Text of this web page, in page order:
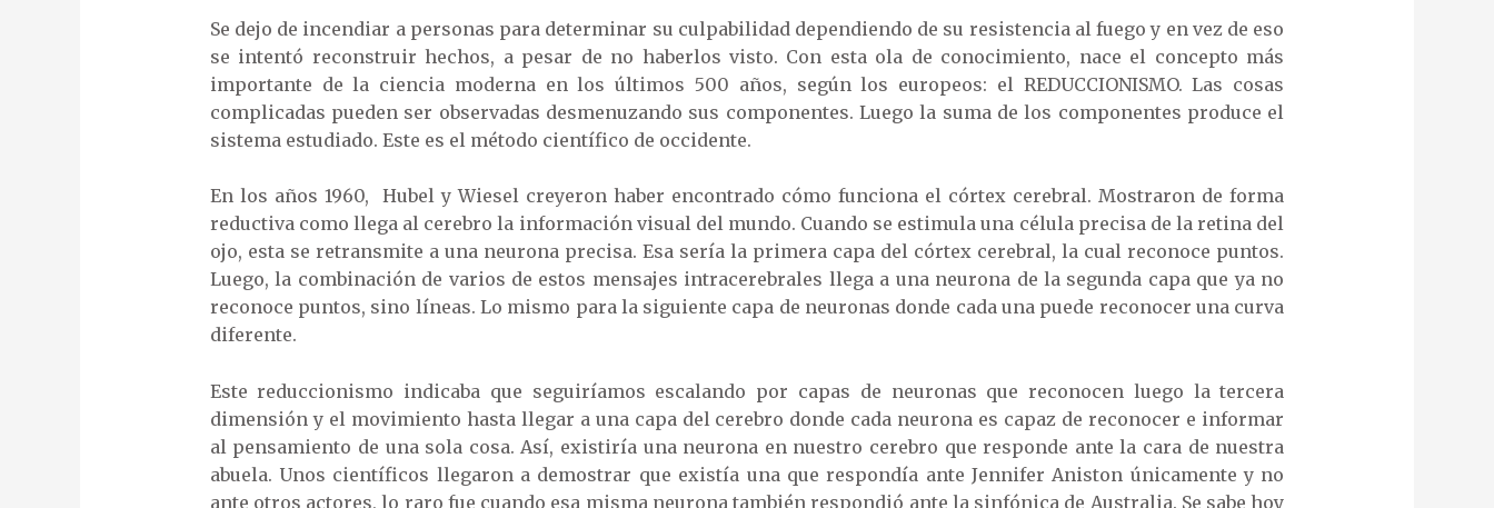
Se dejo de incendiar a personas para determinar su culpabilidad dependiendo de su resistencia al fuego y en vez de eso
se intentó reconstruir hechos, a pesar de no haberlos visto. Con esta ola de conocimiento, nace el concepto más
importante de la ciencia moderna en los últimos 500 años, según los europeos: el REDUCCIONISMO. Las cosas
complicadas pueden ser observadas desmenuzando sus componentes. Luego la suma de los componentes produce el
sistema estudiado. Este es el método científico de occidente.
En los años 1960, Hubel y Wiesel creyeron haber encontrado cómo funciona el córtex cerebral. Mostraron de forma
reductiva como llega al cerebro la información visual del mundo. Cuando se estimula una célula precisa de la retina del
ojo, esta se retransmite a una neurona precisa. Esa sería la primera capa del córtex cerebral, la cual reconoce puntos.
Luego, la combinación de varios de estos mensajes intracerebrales llega a una neurona de la segunda capa que ya no
reconoce puntos, sino líneas. Lo mismo para la siguiente capa de neuronas donde cada una puede reconocer una curva
diferente.
Este reduccionismo indicaba que seguiríamos escalando por capas de neuronas que reconocen luego la tercera
dimensión y el movimiento hasta llegar a una capa del cerebro donde cada neurona es capaz de reconocer e informar
al pensamiento de una sola cosa. Así, existiría una neurona en nuestro cerebro que responde ante la cara de nuestra
abuela. Unos científicos llegaron a demostrar que existía una que respondía ante Jennifer Aniston únicamente y no
ante otros actores, lo raro fue cuando esa misma neurona también respondió ante la sinfónica de Australia. Se sabe hoy